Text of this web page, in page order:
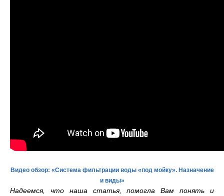
Видео обзор: «Система фильтрации воды «под мойку». Назначение
и виды»
Надеемся, что наша статья, помогла Вам понять и